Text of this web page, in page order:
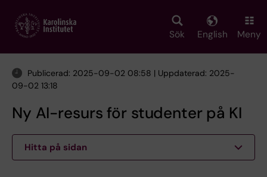
main
Sök English Meny
Publicerad: 2025-09-02 08:58 | Uppdaterad: 2025-
09-02 13:18
Ny AI-resurs för studenter på KI
Hitta på sidan